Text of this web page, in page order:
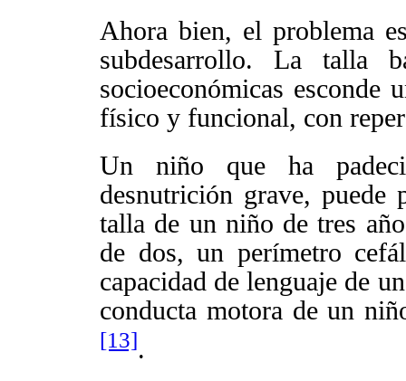
Ahora bien, el problema
subdesarrollo. La talla
socioeconómicas esconde
físico y funcional, con
Un niño que ha
desnutrición grave, puede
talla de un niño de tres
de dos, un perímetro
capacidad de lenguaje de
conducta motora de un
[13].